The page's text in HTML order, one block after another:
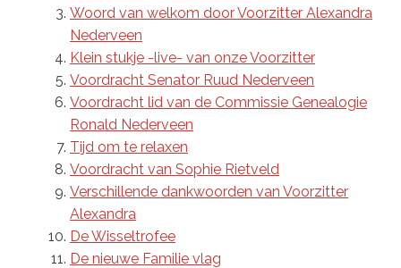
Woord van welkom door Voorzitter Alexandra
Nederveen
Klein stukje -live- van onze Voorzitter
Voordracht Senator Ruud Nederveen
Voordracht lid van de Commissie Genealogie
Ronald Nederveen
Tijd om te relaxen
Voordracht van Sophie Rietveld
Verschillende dankwoorden van Voorzitter
Alexandra
De Wisseltrofee
De nieuwe Familie vlag